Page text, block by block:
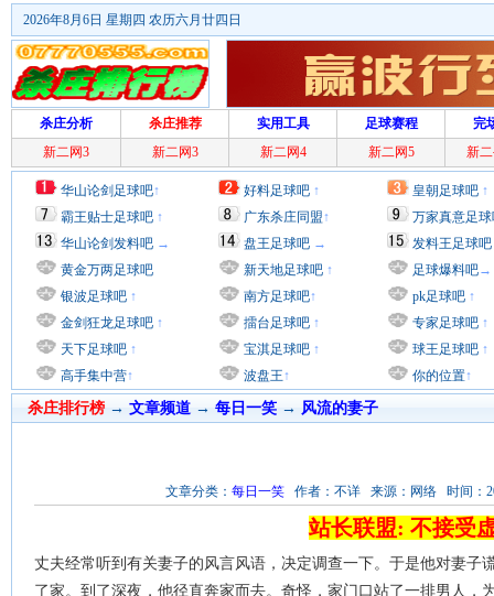
2026年8月6日 星期四 农历六月廿四日
杀庄分析 杀庄推荐 实用工具 足球赛程
完
新二网3
新二网3 新二网4 新二网5 新
华山论剑足球吧↑
霸王贴士足球吧 ↑
华山论剑发料吧 →
黄金万两足球吧
银波足球吧 ↑
金剑狂龙足球吧 ↑
天下足球吧 ↑
高手集中营↑
好料足球吧 ↑
广东杀庄同盟↑
盘王足球吧 →
新天地足球吧 ↑
南方足球吧↑
擂台足球吧 ↑
宝淇足球吧 ↑
波盘王↑
皇朝足球吧 ↑
万家真意足
发料王足球吧
足球爆料吧→
pk足球吧 ↑
专家足球吧 ↑
球王足球吧 ↑
你的位置↑
杀庄排行榜 → 文章频道→ 每日一笑 → 风流的妻子
文章分类： 每日一笑 作者：不详 来源：网络 时间：
站长联盟: 不接受
丈夫经常听到有关妻子的风言风语，决定调查一下。于是他对妻子
了家。到了深夜，他径直奔家而去。奇怪，家门口站了一排男人，